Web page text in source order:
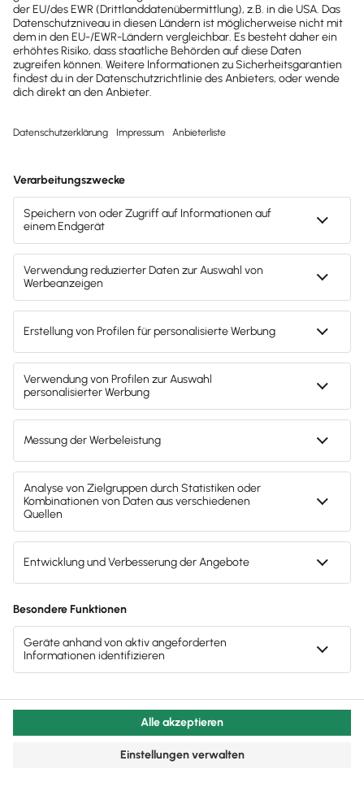
Diesekann von der Mutter und vom Vater bzw.
dem anderen Elternteil beansprucht werden.
Wichtig ist: Mutterschtz und Elternzeit sind nicht
dasselbe. Was ist für dich als Arbeitgeber nach der
Geburt wichtig? Wir erklären es dir.
Elterngeld: Berechnung und Beantragung
Nach der Geburt haben sowohl Mutter als auch der
Vater bzw. der andere Elternteil, wenn sie in
Deutschland leben und ihr Kind selbst erziehen,
Anspruch auf Elterngeld. Das ist einfinanzieller
Ausgleich
während der Elternzeit, in der sie sich
intensiv mit ihrem Kind beschäftigen. Unabhängig
Arbeitsverhältnis haben Mitarbeiter und
Mitarbeiterinnen einen Anspruch darauf. Die
Elternzeit kann direkt nach dem Mutterschutz
beginnen oder erst im Laufe der nächsten Jahre
genommen werden.Mehr zur Beantragung des
Elterngeldskannst du hier nachlesen.
Info
Bisheriges Einkommengilt als
dem sogenanntenBasiselterngeld
demElterngeldPlus
Je nach Bezugsmodell erhalten Arbeitnehmer dabei
auch nach dem Mutterschutz einen Teil ihres
Gehaltes, um ihr Auskommen zu sichern. Es kann mit